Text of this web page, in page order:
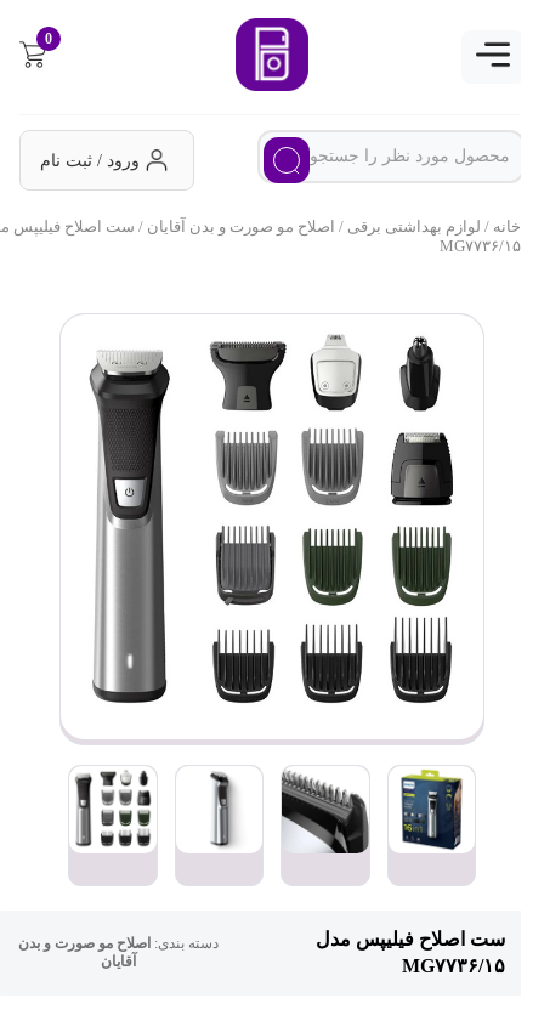
ورود / ثبت نام
خانه/لوازم بهداشتی برقی /اصلاح مو صورت و بدن آقایان/ ست اصلاح فیلیپس مدل
MG۷۷۳۶/۱۵
ست اصلاح فیلیپس مدل
MG۷۷۳۶/۱۵
دسته بندی:اصلاح مو صورت و بدن
آقایان